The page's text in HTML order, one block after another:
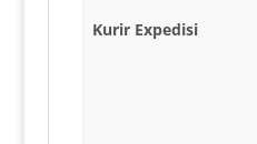
Kurir Expedisi